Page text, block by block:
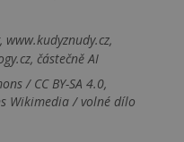
částečně AI
/ CC BY-SA 4.0,
Wikimedia / volné dílo